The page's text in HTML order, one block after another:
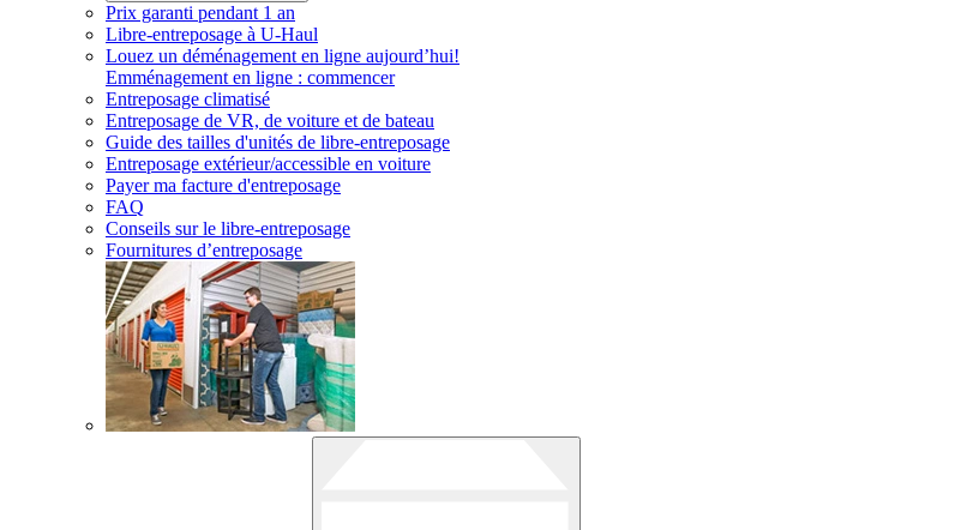
Prix garanti pendant 1 an
Libre-entreposage à U-Haul
Louez un déménagement en ligne aujourd’hui!
Emménagement en ligne : commencer
Entreposage climatisé
Entreposage de VR, de voiture et de bateau
Guide des tailles d'unités de libre-entreposage
Entreposage extérieur/accessible en voiture
Payer ma facture d'entreposage
FAQ
Conseils sur le libre-entreposage
Fournitures d’entreposage